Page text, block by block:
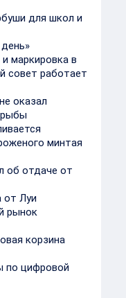
для школ и
маркировка в
совет работает
оказал
рыбы
минтая
об отдаче от
от Луи
рынок
корзина
по цифровой